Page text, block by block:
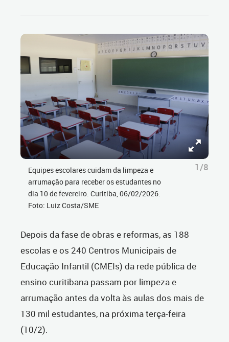
Equipes escolares cuidam da limpeza e
arrumação para receber os estudantes no
dia 10 de fevereiro. Curitiba, 06/02/2026.
Foto: Luiz Costa/SME
1/8
Depois da fase de obras e reformas, as 188
escolas e os 240 Centros Municipais de
Educação Infantil (CMEIs) da rede pública de
ensino curitibana passam por limpeza e
arrumação antes da volta às aulas dos mais de
130 mil estudantes, na próxima terça-feira
(10/2).